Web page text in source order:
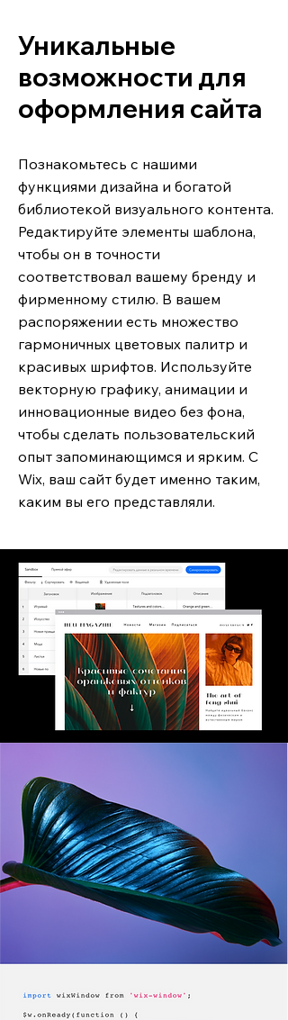
Уникальные
возможности для
оформления сайта
Познакомьтесь с нашими
функциями дизайна и богатой
библиотекой визуального контента.
Редактируйте элементы шаблона,
чтобы он в точности
соответствовал вашему бренду и
фирменному стилю. В вашем
распоряжении есть множество
гармоничных цветовых палитр и
красивых шрифтов. Используйте
векторную графику, анимации и
инновационные видео без фона,
чтобы сделать пользовательский
опыт запоминающимся и ярким. С
Wix, ваш сайт будет именно таким,
каким вы его представляли.